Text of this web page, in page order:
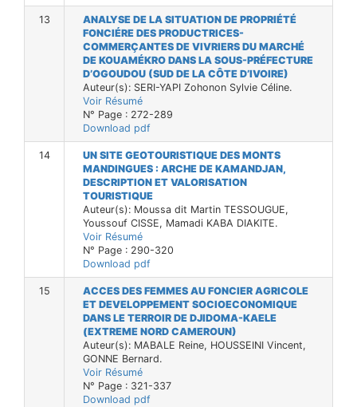
13
ANALYSE DE LA SITUATION DE PROPRIÉTÉ
FONCIÉRE DES PRODUCTRICES-
COMMERÇANTES DE VIVRIERS DU MARCHÉ
DE KOUAMÉKRO DANS LA SOUS-PRÉFECTURE
D’OGOUDOU (SUD DE LA CÔTE D’IVOIRE)
Auteur(s): SERI-YAPI Zohonon Sylvie Céline.
Voir Résumé
N° Page : 272-289
Download pdf
14
UN SITE GEOTOURISTIQUE DES MONTS
MANDINGUES : ARCHE DE KAMANDJAN,
DESCRIPTION ET VALORISATION
TOURISTIQUE
Auteur(s): Moussa dit Martin TESSOUGUE,
Youssouf CISSE, Mamadi KABA DIAKITE.
Voir Résumé
N° Page : 290-320
Download pdf
15
ACCES DES FEMMES AU FONCIER AGRICOLE
ET DEVELOPPEMENT SOCIOECONOMIQUE
DANS LE TERROIR DE DJIDOMA-KAELE
(EXTREME NORD CAMEROUN)
Auteur(s): MABALE Reine, HOUSSEINI Vincent,
GONNE Bernard.
Voir Résumé
N° Page : 321-337
Download pdf